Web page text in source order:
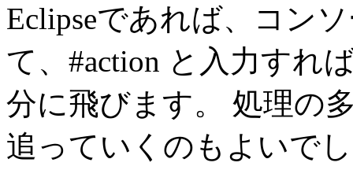
Eclipseであれば、コン
て、#action と入力すれ
分に飛びます。 処理の
追っていくのもよいで